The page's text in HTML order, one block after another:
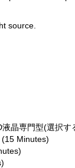
source.
晶専門型(選択す
Minutes)